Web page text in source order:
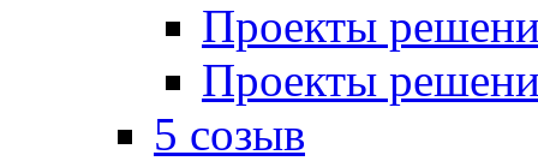
Проекты
Проекты
5 созыв